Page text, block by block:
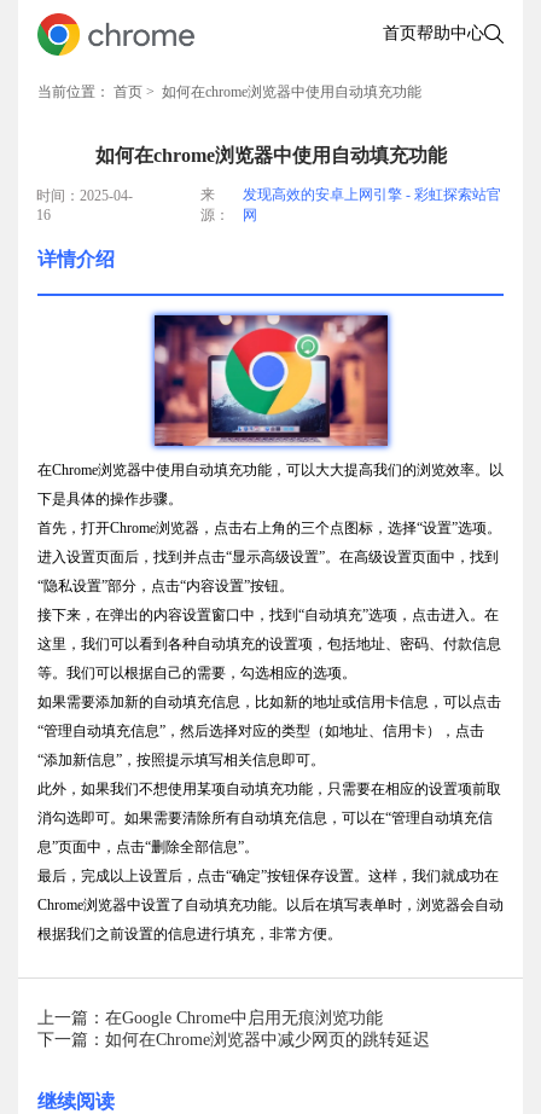
首页帮助中心
当前位置： 首页 > 如何在chrome浏览器中使用自动填充功能
如何在chrome浏览器中使用自动填充功能
时间：2025-04-
16
来
源：
发现高效的安卓上网引擎 - 彩虹探索站官
网
详情介绍
在Chrome浏览器中使用自动填充功能，可以大大提高我们的浏览效率。以
下是具体的操作步骤。
首先，打开Chrome浏览器，点击右上角的三个点图标，选择“设置”选项。
进入设置页面后，找到并点击“显示高级设置”。在高级设置页面中，找到
“隐私设置”部分，点击“内容设置”按钮。
接下来，在弹出的内容设置窗口中，找到“自动填充”选项，点击进入。在
这里，我们可以看到各种自动填充的设置项，包括地址、密码、付款信息
等。我们可以根据自己的需要，勾选相应的选项。
如果需要添加新的自动填充信息，比如新的地址或信用卡信息，可以点击
“管理自动填充信息”，然后选择对应的类型（如地址、信用卡），点击
“添加新信息”，按照提示填写相关信息即可。
此外，如果我们不想使用某项自动填充功能，只需要在相应的设置项前取
消勾选即可。如果需要清除所有自动填充信息，可以在“管理自动填充信
息”页面中，点击“删除全部信息”。
最后，完成以上设置后，点击“确定”按钮保存设置。这样，我们就成功在
Chrome浏览器中设置了自动填充功能。以后在填写表单时，浏览器会自动
根据我们之前设置的信息进行填充，非常方便。
上一篇：在Google Chrome中启用无痕浏览功能
下一篇：如何在Chrome浏览器中减少网页的跳转延迟
继续阅读